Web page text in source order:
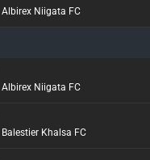
Albirex Niigata FC
Albirex Niigata FC
Balestier Khalsa FC